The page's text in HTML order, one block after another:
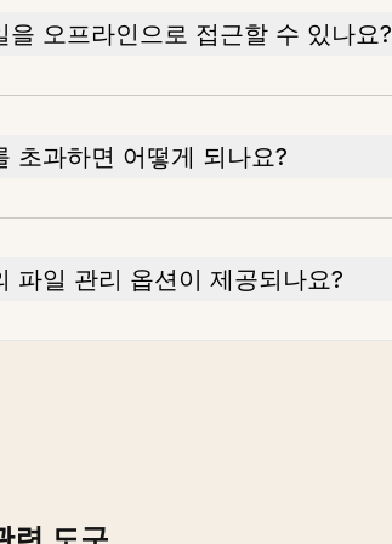
을 오프라인으로 접근할 수 있나요?
초과하면 어떻게 되나요?
파일 관리 옵션이 제공되나요?